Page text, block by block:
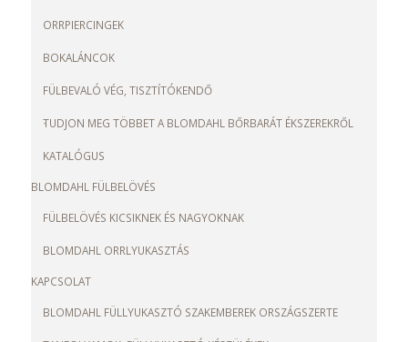
ORRPIERCINGEK
BOKALÁNCOK
FÜLBEVALÓ VÉG, TISZTÍTÓKENDŐ
TUDJON MEG TÖBBET A BLOMDAHL BŐRBARÁT ÉKSZEREKRŐL
KATALÓGUS
BLOMDAHL FÜLBELÖVÉS
FÜLBELÖVÉS KICSIKNEK ÉS NAGYOKNAK
BLOMDAHL ORRLYUKASZTÁS
KAPCSOLAT
BLOMDAHL FÜLLYUKASZTÓ SZAKEMBEREK ORSZÁGSZERTE